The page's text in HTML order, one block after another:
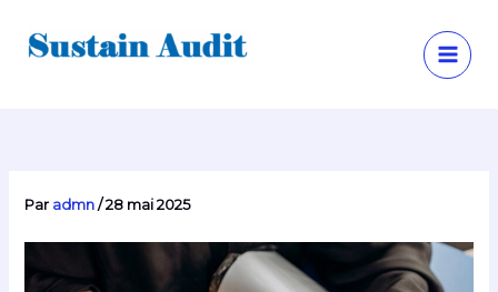
contenu
Par admn/28 mai 2025